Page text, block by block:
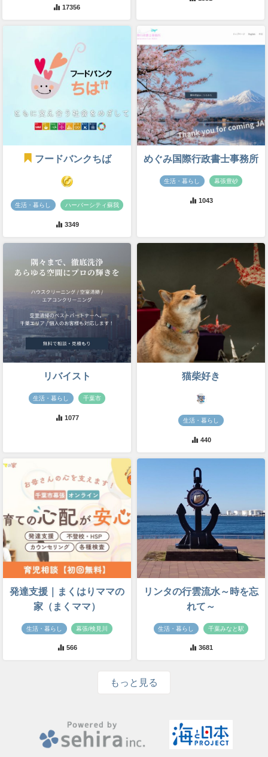
17356
フードバンクちば
生活・暮らし ハーバーシティ蘇我
3349
めぐみ国際行政書士事務所
生活・暮らし 幕張豊砂
1043
リバイスト
生活・暮らし 千葉市
1077
猫柴好き
生活・暮らし
440
発達支援｜まくはりママの
家（まくママ）
生活・暮らし 幕張/検見川
566
リンタの行雲流水～時を忘
れて～
生活・暮らし 千葉みなと駅
3681
もっと見る